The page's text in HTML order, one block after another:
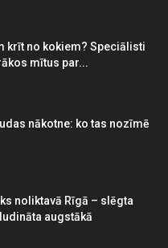
krīt no kokiem? Speciālisti
mītus par...
nākotne: ko tas nozīmē
noliktavā Rīgā – slēgta
augstākā